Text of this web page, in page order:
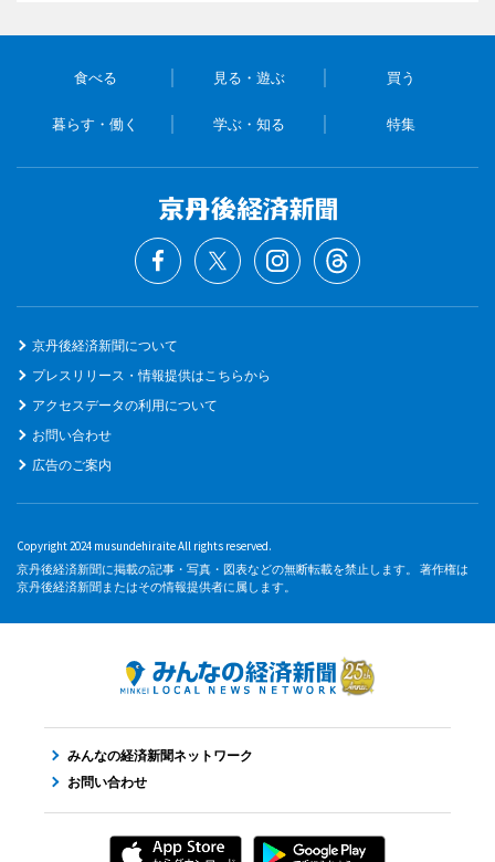
食べる 見る・遊ぶ 買う
暮らす・働く 学ぶ・知る 特集
京丹後経済新聞について
プレスリリース・情報提供はこちらから
アクセスデータの利用について
お問い合わせ
広告のご案内
Copyright 2024 musundehiraite All rights reserved.
京丹後経済新聞に掲載の記事・写真・図表などの無断転載を禁止します。 著作権は
京丹後経済新聞またはその情報提供者に属します。
みんなの経済新聞ネットワーク
お問い合わせ